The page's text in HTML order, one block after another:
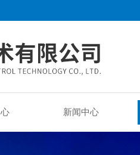
新闻中心